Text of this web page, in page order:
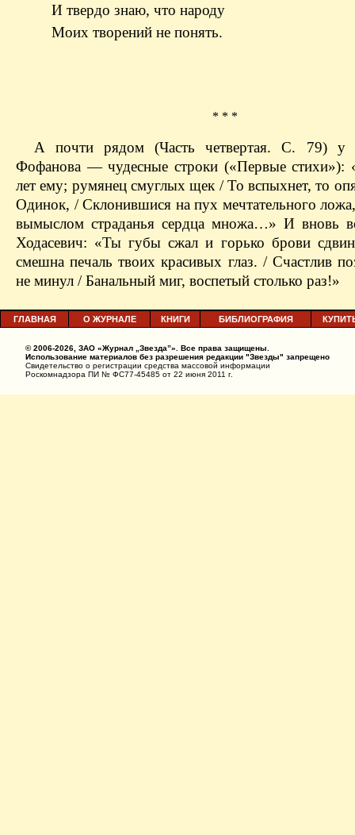
И твердо знаю, что народу
Моих творений не понять.
* * *
А почти рядом (Часть четвертая. С. 79) у
Фофанова — чудесные строки («Первые стихи»):
лет ему; румянец смуглых щек / То вспыхнет, то
Одинок, / Склонившися на пух мечтательного
вымыслом страданья сердца множа…» И вновь
Ходасевич: «Ты губы сжал и горько брови
смешна печаль твоих красивых глаз. / Счастлив
не минул / Банальный миг, воспетый столько раз!»
ГЛАВНАЯ О ЖУРНАЛЕ КНИГИ БИБЛИОГРАФИЯ
© 2006-2026, ЗАО «Журнал „Звезда”». Все права защищены.
Использование материалов без разрешения редакции "Звезды" запрещено
Свидетельство о регистрации средства массовой информации
Роскомнадзора ПИ № ФС77-45485 от 22 июня 2011 г.